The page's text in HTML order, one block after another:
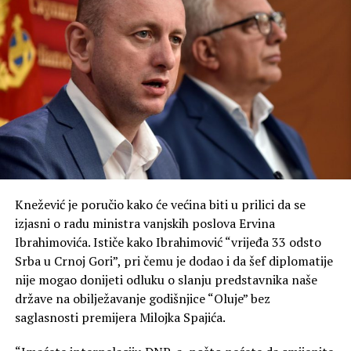
„Ne može se srpskom narodu osporavati pravo koje se
svima drugima priznaje. Ne možemo voditi politiku
kakvu je vodio bivši režim“, kazao je Mandić.
On je rekao da za njega politika nije umijeće da se ljudi
drže u rovovima, nego da se iz njih izađe.
„Ponekad je najveća snaga da u odgovoru na mržnju ne
postanemo ono protiv čega se borimo. Posebnu
pravoslavnoj crkvi“, kazao je Mandić.
On je podsjetio na veliku ulogu pokojnog mitropolita
Amfilohija, ističući njegov nemjerljiv doprinos očuvanju
sabornosti i duhovnosti Crne Gore.
„Da li danas mi, potomci velikih ljudi koji su znali da se
Knežević je poručio kako će većina biti u prilici da se
izjasni o radu ministra vanjskih poslova Ervina
Ibrahimovića. Ističe kako Ibrahimović “vrijeđa 33 odsto
Srba u Crnoj Gori”, pri čemu je dodao i da šef diplomatije
nije mogao donijeti odluku o slanju predstavnika naše
države na obilježavanje godišnjice “Oluje” bez
saglasnosti premijera Milojka Spajića.